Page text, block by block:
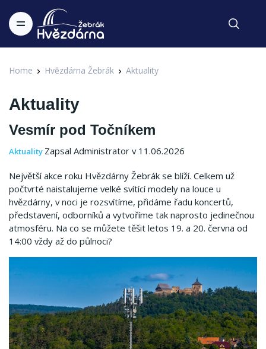
Home Hvězdárna Žebrák Aktuality
Aktuality
Vesmír pod Točníkem
Aktuality Zapsal Administrator v 11.06.2026
Největší akce roku Hvězdárny Žebrák se blíží. Celkem už
počtvrté naistalujeme velké svítící modely na louce u
hvězdárny, v noci je rozsvítíme, přidáme řadu koncertů,
představení, odborníků a vytvoříme tak naprosto jedinečnou
atmosféru. Na co se můžete těšit letos 19. a 20. června od
14:00 vždy až do půlnoci?